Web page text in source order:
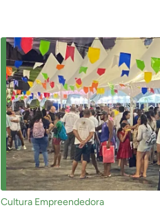
Cultura Empreendedora